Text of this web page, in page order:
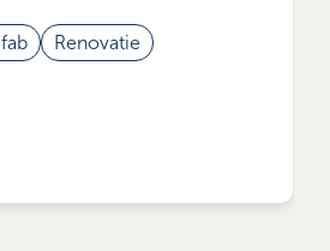
Renovatie